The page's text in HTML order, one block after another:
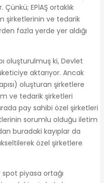
Çünkü; EPİAŞ ortaklık
şirketlerinin ve tedarik
fazla yerde yer aldığı
oluşturulmuş ki, Devlet
aktarıyor. Ancak
oluşturan şirketlere
ve tedarik şirketleri
pay sahibi özel şirketleri
sorumlu olduğu iletim
buradaki kayıplar da
özel şirketlere
piyasa ortağı